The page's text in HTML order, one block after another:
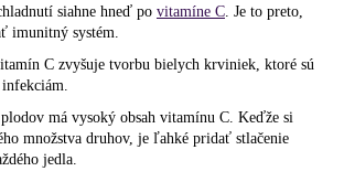
siahne hneď po vitamíne C. Je to preto,
imunitný systém.
C zvyšuje tvorbu bielych krviniek, ktoré sú
má vysoký obsah vitamínu C. Keďže si
množstva druhov, je ľahké pridať stlačenie
jedla.